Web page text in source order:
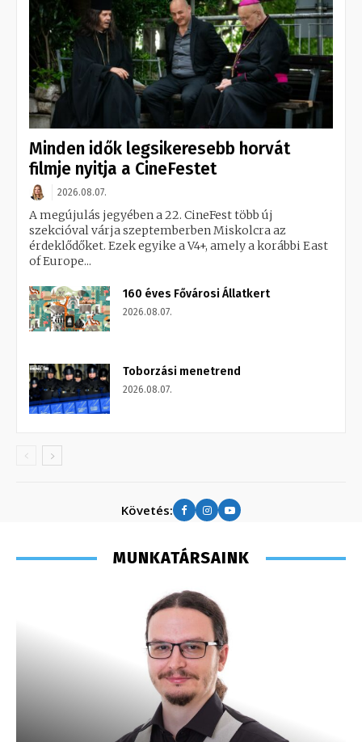
Minden idők legsikeresebb horvát
filmje nyitja a CineFestet
2026.08.07.
A megújulás jegyében a 22. CineFest több új
szekcióval várja szeptemberben Miskolcra az
érdeklődőket. Ezek egyike a V4+, amely a korábbi East
of Europe...
160 éves Fővárosi Állatkert
2026.08.07.
Toborzási menetrend
2026.08.07.
Követés:
MUNKATÁRSAINK